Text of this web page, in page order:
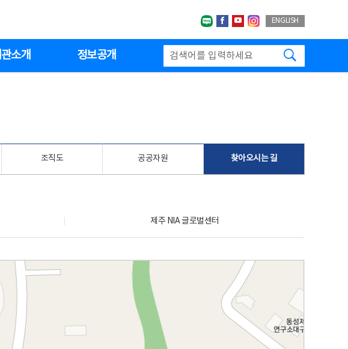
네이버블로그
페이스북
유투브인스타그랩
ENGLISH
소개 정보공개
조직도 공공자원 찾아오시는 길
제주 NIA 글로벌센터